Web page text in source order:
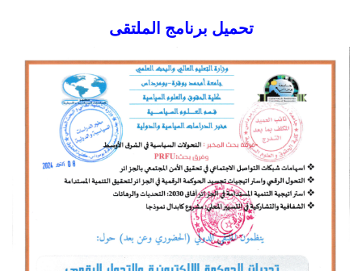
تحميل برنامج الملتقى